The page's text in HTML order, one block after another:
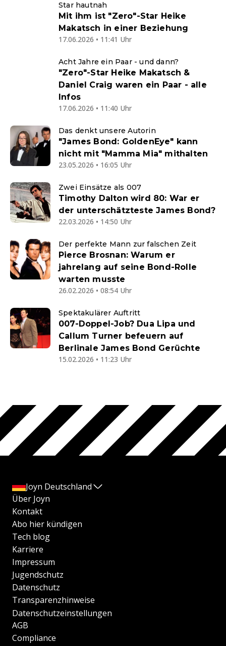
Star hautnah
Mit ihm ist "Zero"-Star Heike
Makatsch in einer Beziehung
17.06.2026 • 11:41 Uhr
Acht Jahre ein Paar - und dann?
"Zero"-Star Heike Makatsch &
Daniel Craig waren ein Paar - alle
Infos
17.06.2026 • 11:40 Uhr
Das denkt unsere Autorin
"James Bond: GoldenEye" kann
nicht mit "Mamma Mia" mithalten
23.05.2026 • 16:05 Uhr
Zwei Einsätze als 007
Timothy Dalton wird 80: War er
der unterschätzteste James Bond?
22.03.2026 • 14:50 Uhr
Der perfekte Mann zur falschen Zeit
Pierce Brosnan: Warum er
jahrelang auf seine Bond-Rolle
warten musste
26.02.2026 • 08:54 Uhr
Spektakulärer Auftritt
007-Doppel-Job? Dua Lipa und
Callum Turner befeuern auf
Berlinale James Bond Gerüchte
15.02.2026 • 11:23 Uhr
Joyn Deutschland
Über Joyn
Kontakt
Abo hier kündigen
Tech blog
Karriere
Impressum
Jugendschutz
Datenschutz
Transparenzhinweise
Datenschutzeinstellungen
AGB
Compliance